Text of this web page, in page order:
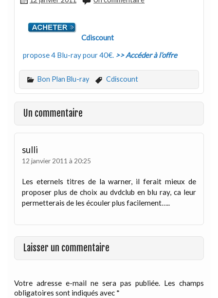
Cdiscount
propose 4 Blu-ray pour 40€. >> Accéder à l’offre
Bon Plan Blu-ray Cdiscount
Un commentaire
sulli
12 janvier 2011 à 20:25
Les eternels titres de la warner, il ferait mieux de
proposer plus de choix au dvdclub en blu ray, ca leur
permetterais de les écouler plus facilement…..
Laisser un commentaire
Votre adresse e-mail ne sera pas publiée. Les champs
obligatoires sont indiqués avec *